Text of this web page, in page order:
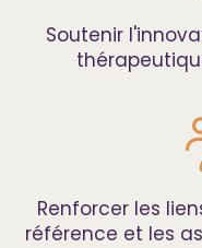
Soutenir
Renforcer les
référence et les